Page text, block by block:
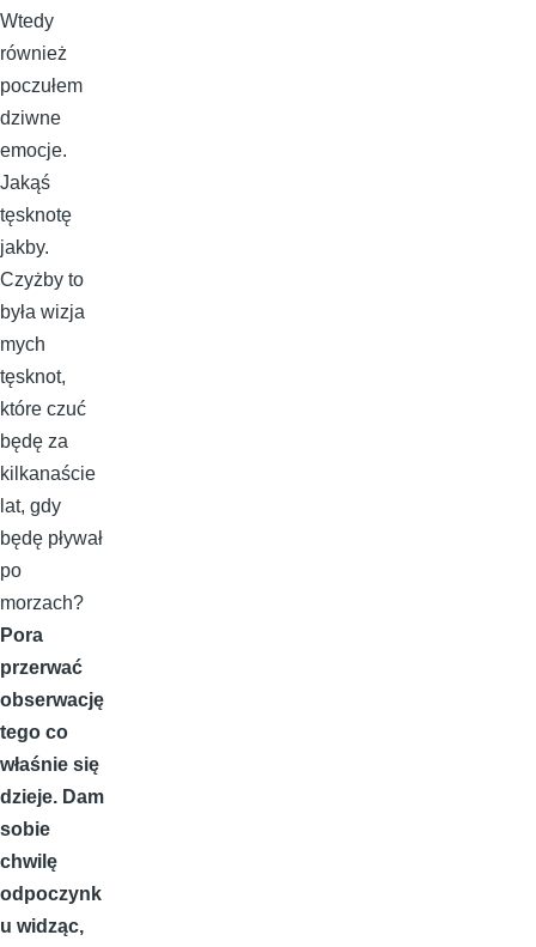
Wtedy
również
poczułem
dziwne
emocje.
Jakąś
tęsknotę
jakby.
Czyżby to
była wizja
mych
tęsknot,
które czuć
będę za
kilkanaście
lat, gdy
będę pływał
po
morzach?
Pora
przerwać
obserwację
tego co
właśnie się
dzieje. Dam
sobie
chwilę
odpoczynk
u widząc,